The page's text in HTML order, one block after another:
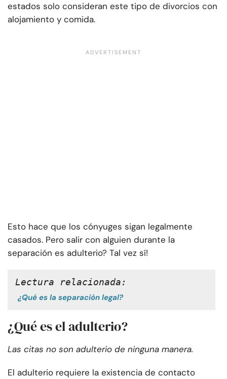
estados solo consideran este tipo de divorcios con
alojamiento y comida.
Esto hace que los cónyuges sigan legalmente
casados. Pero salir con alguien durante la
separación es adulterio? Tal vez sí!
Lectura relacionada:
¿Qué es la separación legal?
¿Qué es el adulterio?
Las citas no son adulterio de ninguna manera.
El adulterio requiere la existencia de contacto